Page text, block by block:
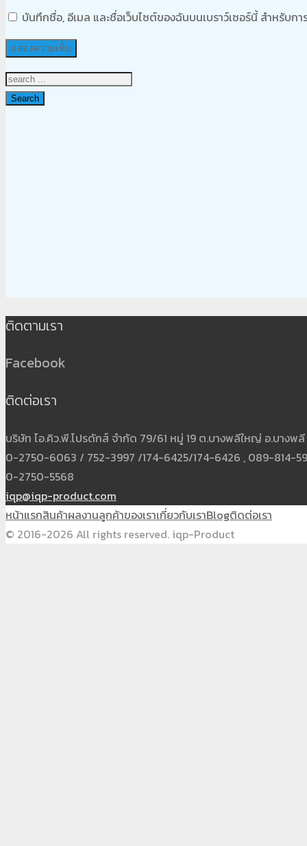
บันทึกชื่อ, อีเมล และชื่อเว็บไซต์ของฉันบนเบราว์เซอร์นี้ สำหรับก
Search
ติดตามเรา
Facebook
ติดต่อเรา
บริษัท ไอ.คิว.พี.โปรดักส์ จำกัด 79/61 หมู่ 19 ต.บางพลีใหญ่ อ.บางพ
0-2750-6063 / 752-3997 /174-6425/174-6426 , 089-814-
0-2750-5568
iqp@iqp-product.com
หน้าแรกสินค้าผลงานลูกค้าของเราเกี่ยวกับเราBlogติดต่อเรา
© 2016-2026 All rights reserved. iqp-Product